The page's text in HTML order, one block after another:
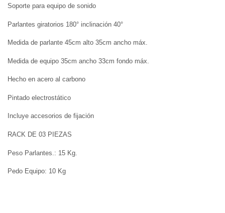
Soporte para equipo de sonido
Parlantes giratorios 180° inclinación 40°
Medida de parlante 45cm alto 35cm ancho máx.
Medida de equipo 35cm ancho 33cm fondo máx.
Hecho en acero al carbono
Pintado electrostático
Incluye accesorios de fijación
RACK DE 03 PIEZAS
Peso Parlantes.: 15 Kg.
Pedo Equipo: 10 Kg